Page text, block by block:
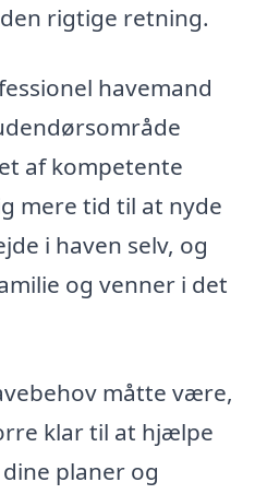
rigtige retning.
havemand
af kompetente
mere tid til at nyde
i haven selv, og
og venner i det
måtte være,
klar til at hjælpe
planer og